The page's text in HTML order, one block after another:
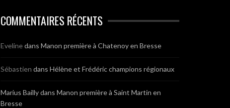
COMMENTAIRES RÉCENTS
Evelinedans Manon première à Chatenoy en Bresse
Sébastien dans Hélène et Frédéric champions régionaux
Marius Baillydans Manon première à Saint Martin en
Bresse